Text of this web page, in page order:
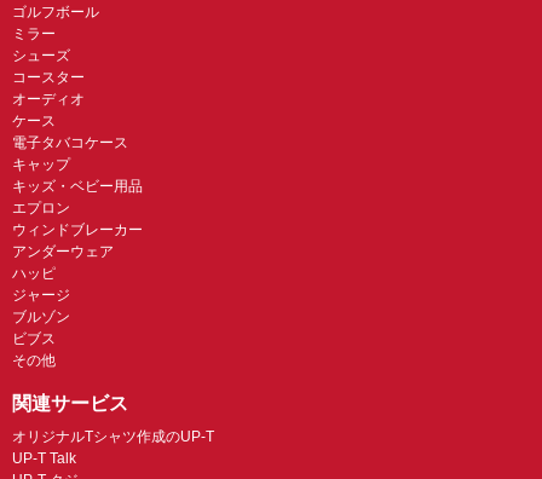
ゴルフボール
ミラー
シューズ
コースター
オーディオ
ケース
電子タバコケース
キャップ
キッズ・ベビー用品
エプロン
ウィンドブレーカー
アンダーウェア
ハッピ
ジャージ
ブルゾン
ビブス
その他
関連サービス
オリジナルTシャツ作成のUP-T
UP-T Talk